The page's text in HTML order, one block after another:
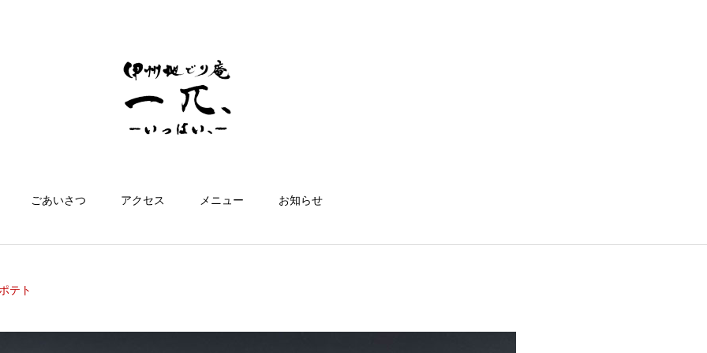
ごあいさつ アクセス メニュー お知らせ
テト